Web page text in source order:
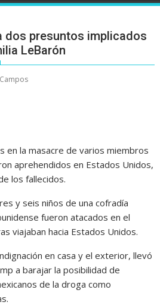
dos presuntos implicados
LeBarón
en la masacre de varios miembros
aprehendidos en Estados Unidos,
los fallecidos.
y seis niños de una cofradía
fueron atacados en el
viajaban hacia Estados Unidos.
en casa y el exterior, llevó
a barajar la posibilidad de
de la droga como